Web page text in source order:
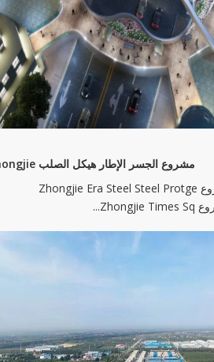
مشروع الجسر الإطار هيكل الصلب Zhongjie
مقدمة عن مشروع Zhongjie Era Steel Steel Protge